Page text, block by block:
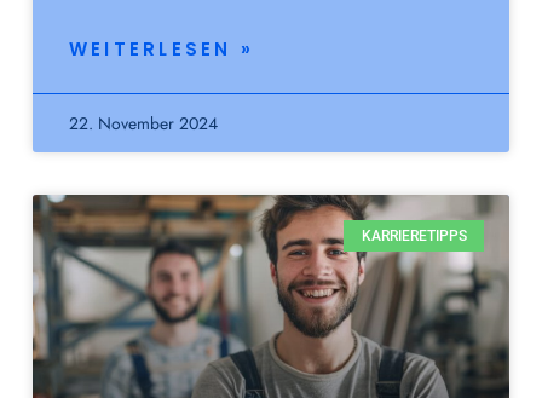
WEITERLESEN »
22. November 2024
KARRIERETIPPS